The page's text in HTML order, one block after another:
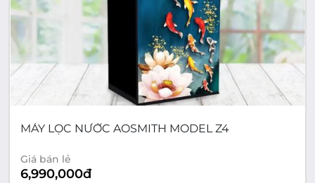
MÁY LỌC NƯỚC AOSMITH MODEL Z4
Giá bán lẻ
6,990,000đ